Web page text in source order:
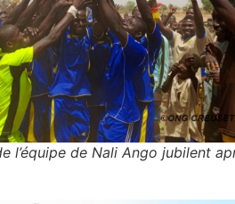
l’équipe de Nali Ango jubilent